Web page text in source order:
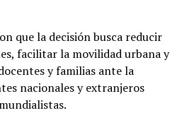
que la decisión busca reducir
facilitar la movilidad urbana y
y familias ante la
nacionales y extranjeros